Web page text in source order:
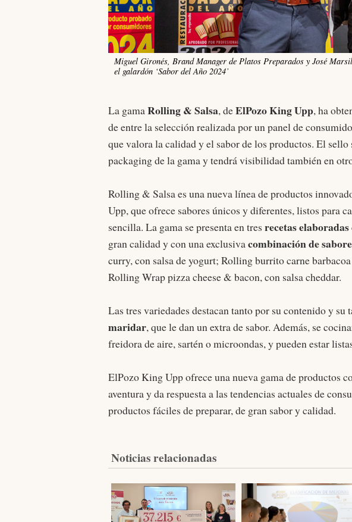
Miguel Gironés, Brand Manager de Platos Preparados y José
el galardón ‘Sabor del Año 2024’
La gamaRolling & Salsa, deElPozo King Upp, ha
de entre la selección realizada por un panel de
que valora la calidad y el sabor de los productos. El
packaging de la gama y tendrá visibilidad también en
Rolling & Salsa es una nueva línea de productos
Upp, que ofrece sabores únicos y diferentes, listos para
sencilla. La gama se presenta en tres recetas
gran calidad y con una exclusivacombinación de
curry, con salsa de yogurt; Rolling burrito carne
Rolling Wrap pizza cheese & bacon, con salsa cheddar.
Las tres variedades destacan tanto por su contenido y su
maridar, que le dan un extra de sabor. Además, se
freidora de aire, sartén o microondas, y pueden estar
ElPozo King Upp ofrece una nueva gama de productos
aventura y da respuesta a las tendencias actuales de
productos fáciles de preparar, de gran sabor y calidad.
Noticias relacionadas